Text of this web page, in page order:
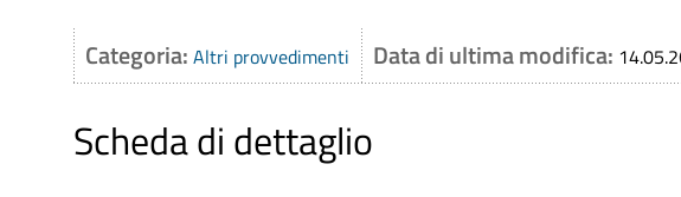
Categoria: Altri provvedimenti Data di ultima modifica:
Scheda di dettaglio